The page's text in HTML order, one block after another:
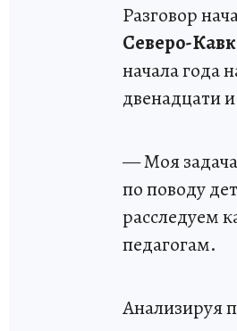
Разговор
Северо-
начала года
двенадцати
— Моя задача
по поводу
расследуем
педагогам.
Анализируя